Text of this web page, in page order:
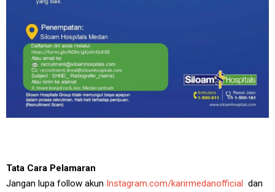
Tata Cara Pelamaran
Jangan lupa follow akun Instagram.com/karirmedanofficial dan